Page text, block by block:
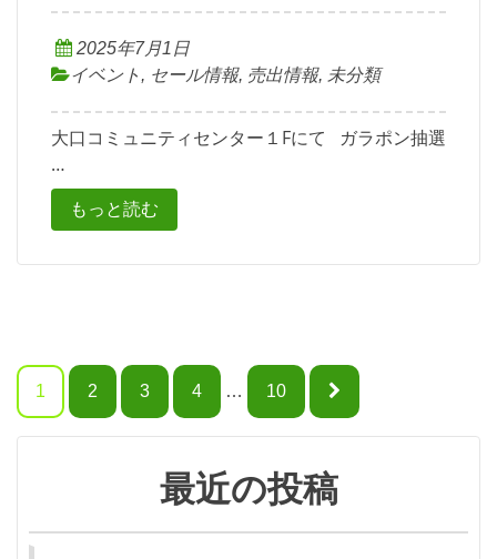
2025年7月1日
イベント , セール情報, 売出情報, 未分類
大口コミュニティセンター１Fにて ガラポン抽選
…
もっと読む
投
稿
ゲ
1 2 3 4 … 10
最近の投稿